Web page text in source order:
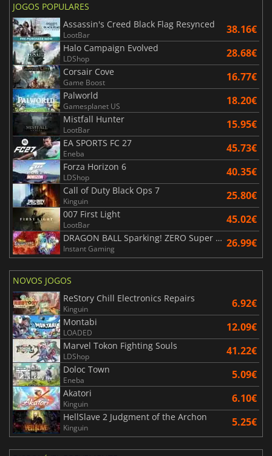
JOGOS POPULARES
Assassin's Creed Black Flag Resynced
LootBar 38.16€
Halo Campaign Evolved
LDShop 28.68€
Corsair Cove
Game Boost 16.77€
Palworld
Gamesplanet US 18.20€
Mistfall Hunter
LootBar 15.95€
EA SPORTS FC 27
Eneba 45.73€
Forza Horizon 6
LDShop 40.35€
Call of Duty Black Ops 7
Kinguin 25.80€
007 First Light
LootBar 45.02€
DRAGON BALL Sparking! ZERO Super Limit Breaking NEO
Instant Gaming 26.99€
NOVOS JOGOS
ReStory Chill Electronics Repairs
Kinguin 6.92€
Montabi
LOADED 12.09€
Marvel Tokon Fighting Souls
LDShop 41.22€
Doloc Town
Eneba 5.09€
Akatori
Kinguin 6.10€
HellSlave 2 Judgment of the Archon
Kinguin 5.25€